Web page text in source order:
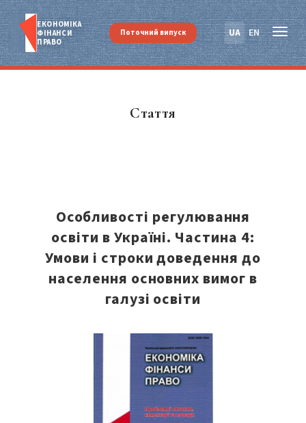
ЕКОНОМІКА
ФІНАНСИ
ПРАВО
UA EN
Поточний випуск
Стаття
Особливості регулювання
освіти в Україні. Частина 4:
Умови і строки доведення до
населення основних вимог в
галузі освіти